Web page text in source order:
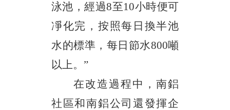
泳池，經過8至10小時便可
凈化完，按照每日換半池
水的標準，每日節水800噸
以上。”
在改造過程中，南鋁
社區和南鋁公司還發揮企